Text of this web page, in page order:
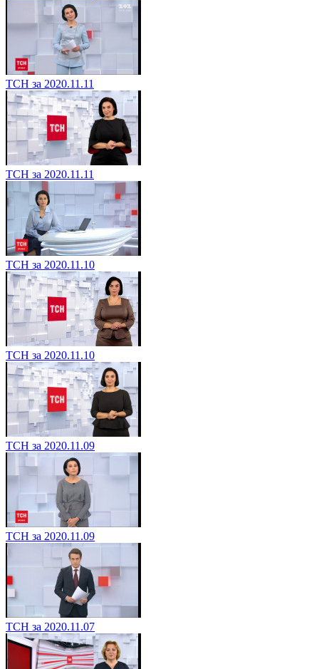
ТСН за 2020.11.11
ТСН за 2020.11.11
ТСН за 2020.11.10
ТСН за 2020.11.10
ТСН за 2020.11.09
ТСН за 2020.11.09
ТСН за 2020.11.07